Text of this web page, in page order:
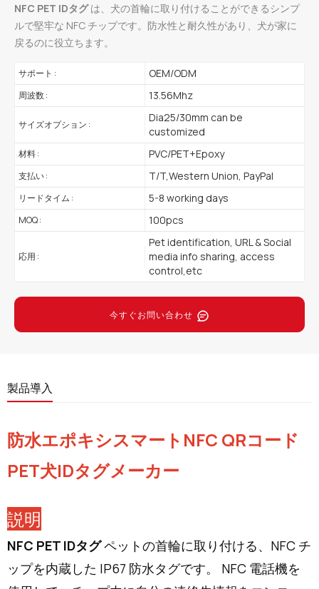
NFC PET IDタグは、犬の首輪に取り付けることができるシンプ
ルで堅牢な NFC チップです。防水性と耐久性があり、犬が家に
戻るのに役立ちます。
サポート : OEM/ODM
周波数 : 13.56Mhz
サイズオプション :
Dia25/30mm can be
customized
材料 : PVC/PET+Epoxy
支払い : T/T,Western Union, PayPal
リードタイム : 5-8 working days
MOQ : 100pcs
応用 :
Pet identification, URL & Social
media info sharing, access
control,etc
今すぐお問い合わせ
製品導入
防水エポキシスマートNFC QRコード
PET犬IDタグメーカー
説明
NFC PET IDタグペットの首輪に取り付ける、NFC チ
ップを内蔵した IP67 防水タグです。 NFC 電話機を